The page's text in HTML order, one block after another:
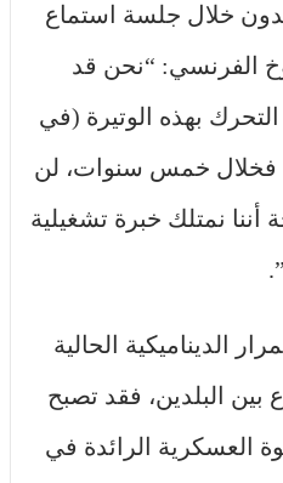
خلال جلسة استماع
الفرنسي: “نحن قد
التحرك بهذه الوتيرة (في
فخلال خمس سنوات، لن
نمتلك خبرة تشغيلية
الديناميكية الحالية
بين البلدين، فقد تصبح
العسكرية الرائدة في